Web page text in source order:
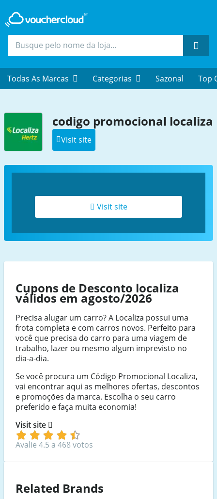
Todas As Marcas Categorias Sazonal Top
codigo promocional localiza
Visit site
Visit site
Cupons de Desconto localiza
válidos em agosto/2026
Precisa alugar um carro? A Localiza possui uma
frota completa e com carros novos. Perfeito para
você que precisa do carro para uma viagem de
trabalho, lazer ou mesmo algum imprevisto no
dia-a-dia.
Se você procura um Código Promocional Localiza,
vai encontrar aqui as melhores ofertas, descontos
e promoções da marca. Escolha o seu carro
preferido e faça muita economia!
Visit site
Avalie 4.5 a 468 votos
Related Brands